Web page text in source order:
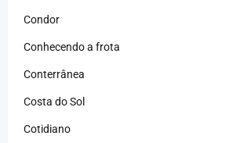
Condor
Conhecendo a frota
Conterrânea
Costa do Sol
Cotidiano